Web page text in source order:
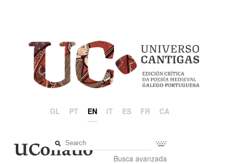
GL PT EN IT ES FR CA
Busca avanzada
UCollatio